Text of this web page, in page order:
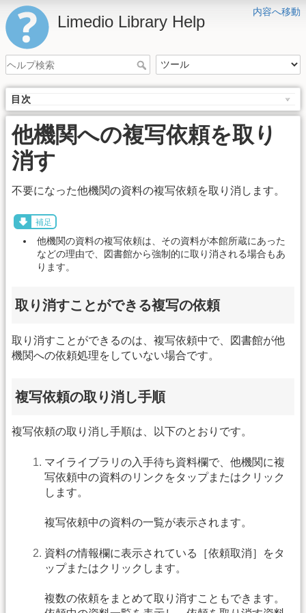
内容へ移動
Limedio Library Help
目次
他機関への複写依頼を取り
消す
不要になった他機関の資料の複写依頼を取り消します。
補足
他機関の資料の複写依頼は、その資料が本館所蔵にあった
などの理由で、図書館から強制的に取り消される場合もあ
ります。
取り消すことができる複写の依頼
取り消すことができるのは、複写依頼中で、図書館が他
機関への依頼処理をしていない場合です。
複写依頼の取り消し手順
複写依頼の取り消し手順は、以下のとおりです。
マイライブラリの入手待ち資料欄で、他機関に複
写依頼中の資料のリンクをタップまたはクリック
します。
複写依頼中の資料の一覧が表示されます。
資料の情報欄に表示されている［依頼取消］をタ
ップまたはクリックします。
複数の依頼をまとめて取り消すこともできます。